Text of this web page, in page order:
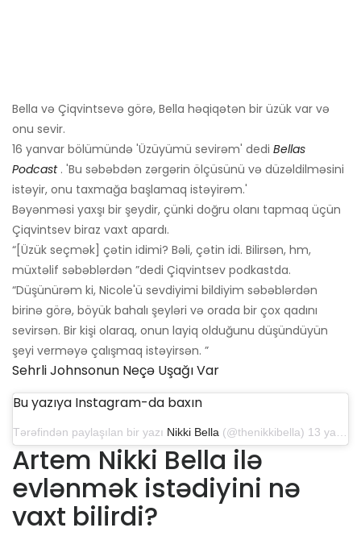
Bella və Çiqvintsevə görə, Bella həqiqətən bir üzük var və
onu sevir.
16 yanvar bölümündə 'Üzüyümü sevirəm' dedi Bellas
Podcast . 'Bu səbəbdən zərgərin ölçüsünü və düzəldilməsini
istəyir, onu taxmağa başlamaq istəyirəm.'
Bəyənməsi yaxşı bir şeydir, çünki doğru olanı tapmaq üçün
Çiqvintsev biraz vaxt apardı.
“[Üzük seçmək] çətin idimi? Bəli, çətin idi. Bilirsən, hm,
müxtəlif səbəblərdən ”dedi Çiqvintsev podkastda.
“Düşünürəm ki, Nicole'ü sevdiyimi bildiyim səbəblərdən
birinə görə, böyük bahalı şeyləri və orada bir çox qadını
sevirsən. Bir kişi olaraq, onun layiq olduğunu düşündüyün
şeyi verməyə çalışmaq istəyirsən. ”
Sehrli Johnsonun Neçə Uşağı Var
Bu yazıya Instagram-da baxın
Tərəfindən paylaşılan bir yazı Nikki Bella (@thenikkibella) 13 yanvar 2020-ci il, saat 16: 51-də PST
Artem Nikki Bella ilə
evlənmək istədiyini nə
vaxt bilirdi?